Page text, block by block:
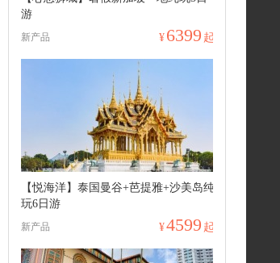
游
新产品 ¥ 6399 起
【悦海洋】泰国曼谷+芭提雅+沙美岛纯
玩6日游
新产品 ¥4599 起